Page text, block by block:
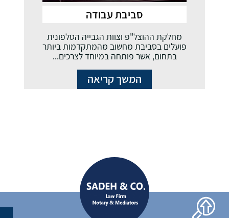
סביבת עבודה
מחלקת ההוצל"פ וצוות הגבייה הטלפונית
פועלים בסביבת מחשוב מהמתקדמות ביותר
‏בתחום, אשר פותחה במיוחד לצרכים...
המשך קריאה